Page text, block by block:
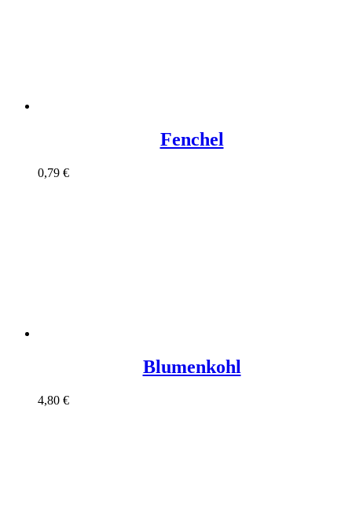
Fenchel
0,79 €
Blumenkohl
4,80 €